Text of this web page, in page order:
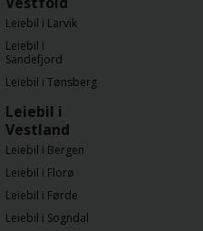
Leiebil i Larvik
Leiebil i
Sandefjord
Leiebil i Tønsberg
Leiebil i
Vestland
Leiebil i Bergen
Leiebil i Florø
Leiebil i Førde
Leiebil i Sogndal